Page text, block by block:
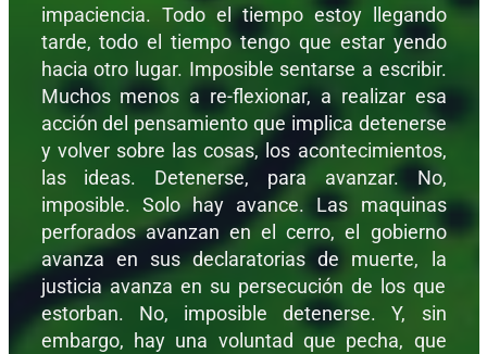
impaciencia. Todo el tiempo estoy llegando
tarde, todo el tiempo tengo que estar yendo
hacia otro lugar. Imposible sentarse a escribir.
Muchos menos a re-flexionar, a realizar esa
acción del pensamiento que implica detenerse
y volver sobre las cosas, los acontecimientos,
las ideas. Detenerse, para avanzar. No,
imposible. Solo hay avance. Las maquinas
perforados avanzan en el cerro, el gobierno
avanza en sus declaratorias de muerte, la
justicia avanza en su persecución de los que
estorban. No, imposible detenerse. Y, sin
embargo, hay una voluntad que pecha, que